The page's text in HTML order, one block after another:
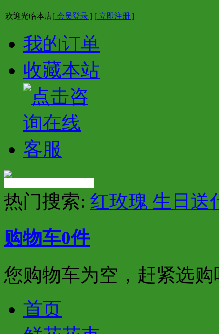
欢迎光临本店[ 会员登录 ] [ 立即注册 ]
我的订单
收藏本站
热门搜索: 红玫瑰 生日送
购物车0件
您购物车为空，赶紧选购
首页